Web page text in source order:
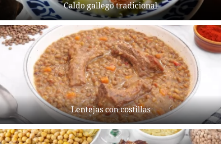
Caldo gallego tradicional
Lentejas con costillas